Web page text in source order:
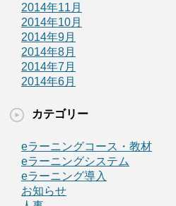
2014年11月
2014年10月
2014年9月
2014年8月
2014年7月
2014年6月
カテゴリー
eラーニングコース・教材
eラーニングシステム
eラーニング導入
お知らせ